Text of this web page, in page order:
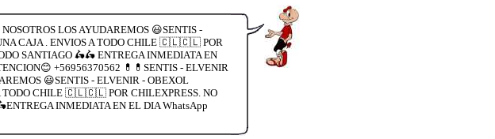
LOS AYUDAREMOS 😃SENTIS -
CAJA . ENVIOS A TODO CHILE 🇨🇱🇨🇱 POR
SANTIAGO 🛵🛵 ENTREGA INMEDIATA EN
+56956370562 💊💊SENTIS - ELVENIR
😃SENTIS - ELVENIR - OBEXOL
TODO CHILE 🇨🇱🇨🇱 POR CHILEXPRESS. NO
INMEDIATA EN EL DIA WhatsApp